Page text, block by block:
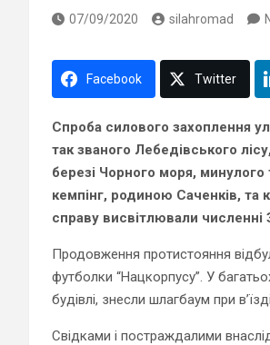
07/09/2020 silahromad
Facebook Twitter
Спроба силового захоплення
так званого Лебедівського
березі Чорного моря,
кемпінг, родиною Саченків, та
справу висвітлювали численні
Продовження протистояння
футболки “Нацкорпусу”. У
будівлі, знесли шлагбаум при
Свідками і постраждалими